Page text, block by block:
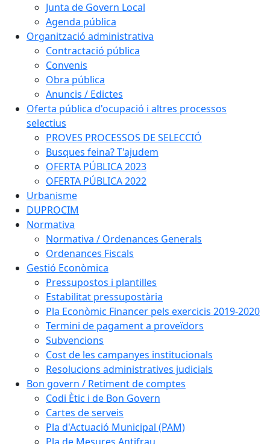
Junta de Govern Local
Agenda pública
Organització administrativa
Contractació pública
Convenis
Obra pública
Anuncis / Edictes
Oferta pública d'ocupació i altres processos
selectius
PROVES PROCESSOS DE SELECCIÓ
Busques feina? T'ajudem
OFERTA PÚBLICA 2023
OFERTA PÚBLICA 2022
Urbanisme
DUPROCIM
Normativa
Normativa / Ordenances Generals
Ordenances Fiscals
Gestió Econòmica
Pressupostos i plantilles
Estabilitat pressupostària
Pla Econòmic Financer pels exercicis 2019-2020
Termini de pagament a proveïdors
Subvencions
Cost de les campanyes institucionals
Resolucions administratives judicials
Bon govern / Retiment de comptes
Codi Ètic i de Bon Govern
Cartes de serveis
Pla d'Actuació Municipal (PAM)